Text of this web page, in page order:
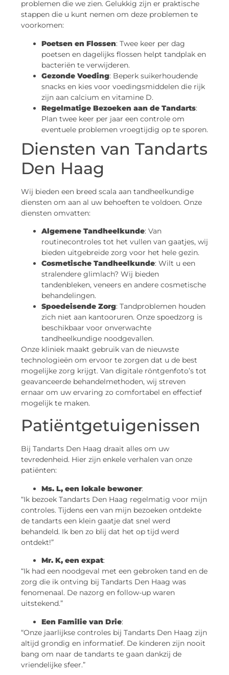
problemen die we zien. Gelukkig zijn er praktische
stappen die u kunt nemen om deze problemen te
voorkomen:
Poetsen en Flossen: Twee keer per dag
poetsen en dagelijks flossen helpt tandplak en
bacteriën te verwijderen.
Gezonde Voeding: Beperk suikerhoudende
snacks en kies voor voedingsmiddelen die rijk
zijn aan calcium en vitamine D.
Regelmatige Bezoeken aan de Tandarts:
Plan twee keer per jaar een controle om
eventuele problemen vroegtijdig op te sporen.
Diensten van Tandarts
Den Haag
Wij bieden een breed scala aan tandheelkundige
diensten om aan al uw behoeften te voldoen. Onze
diensten omvatten:
Algemene Tandheelkunde: Van
routinecontroles tot het vullen van gaatjes, wij
bieden uitgebreide zorg voor het hele gezin.
Cosmetische Tandheelkunde: Wilt u een
stralendere glimlach? Wij bieden
tandenbleken, veneers en andere cosmetische
behandelingen.
Spoedeisende Zorg: Tandproblemen houden
zich niet aan kantooruren. Onze spoedzorg is
beschikbaar voor onverwachte
tandheelkundige noodgevallen.
Onze kliniek maakt gebruik van de nieuwste
technologieën om ervoor te zorgen dat u de best
mogelijke zorg krijgt. Van digitale röntgenfoto’s tot
geavanceerde behandelmethoden, wij streven
ernaar om uw ervaring zo comfortabel en effectief
mogelijk te maken.
Patiëntgetuigenissen
Bij Tandarts Den Haag draait alles om uw
tevredenheid. Hier zijn enkele verhalen van onze
patiënten:
Ms. L, een lokale bewoner:
“Ik bezoek Tandarts Den Haag regelmatig voor mijn
controles. Tijdens een van mijn bezoeken ontdekte
de tandarts een klein gaatje dat snel werd
behandeld. Ik ben zo blij dat het op tijd werd
ontdekt!”
Mr. K, een expat:
“Ik had een noodgeval met een gebroken tand en de
zorg die ik ontving bij Tandarts Den Haag was
fenomenaal. De nazorg en follow-up waren
uitstekend.”
Een Familie van Drie:
“Onze jaarlijkse controles bij Tandarts Den Haag zijn
altijd grondig en informatief. De kinderen zijn nooit
bang om naar de tandarts te gaan dankzij de
vriendelijke sfeer.”